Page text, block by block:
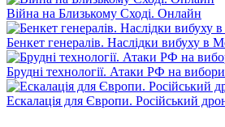
Війна на Близькому Сході. Онлайн
Бенкет генералів. Наслідки вибуху в
Брудні технології. Атаки РФ на
Ескалація для Європи. Російський